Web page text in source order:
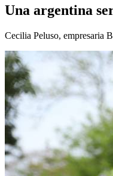
Una argentina
Cecilia Peluso, empresaria